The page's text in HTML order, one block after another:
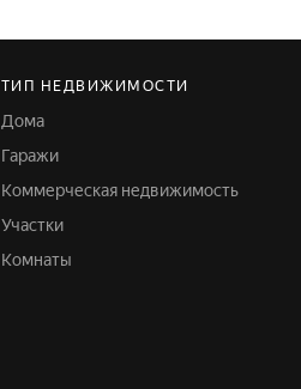
ТИП НЕДВИЖИМОСТИ
Дома
Гаражи
Коммерческая недвижимость
Участки
Комнаты